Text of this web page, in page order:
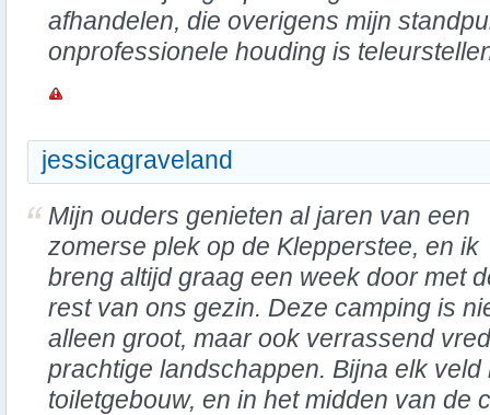
afhandelen, die overigens mijn
onprofessionele houding is
jessicagraveland
Mijn ouders genieten al jaren van een
zomerse plek op de Klepperstee, en ik
breng altijd graag een week door met
rest van ons gezin. Deze camping is
alleen groot, maar ook verrassend
prachtige landschappen. Bijna elk veld
toiletgebouw, en in het midden van de